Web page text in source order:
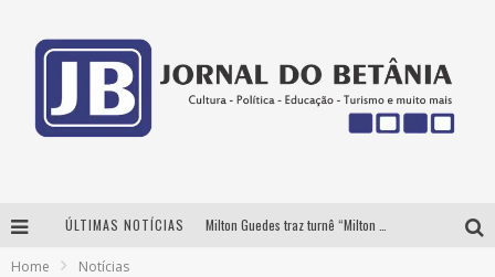
ÚLTIMAS NOTÍCIAS
Home Notícias